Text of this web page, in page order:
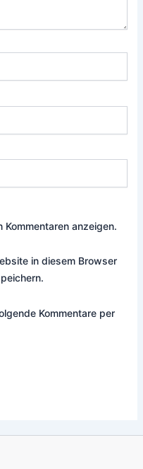
Kommentaren anzeigen.
in diesem Browser
Kommentare per